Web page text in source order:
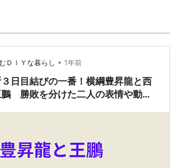
が、Windowsのupdateからの再インス
状況を示すバーが1%進むのに数10分掛
ＤＩＹな暮らし • 1年前
日目結びの一番！横綱豊昇龍と西
勝敗を分けた二人の表情や動き